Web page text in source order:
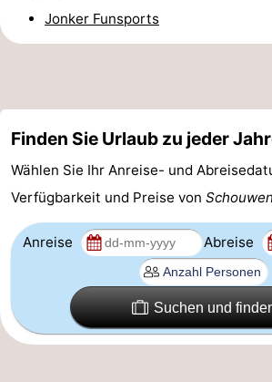
Natur
Duin
-
Katwijk
-
Scheveningen
-
Haag
Rotterdam
-
Schouwen-
Jonker Funsports
Finden Sie Urlaub zu jeder
Wählen Sie Ihr Anreise- und
Verfügbarkeit und Preise von Schouwen
Anreise Abreise
Suchen und